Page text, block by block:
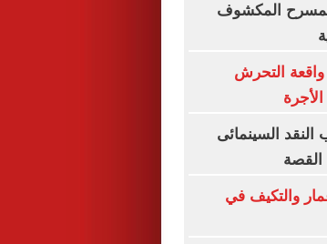
المكشوف
التحرش
السينمائى
والتكيف في